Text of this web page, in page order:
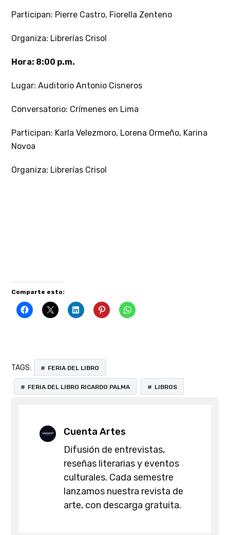
Participan: Pierre Castro, Fiorella Zenteno
Organiza: Librerías Crisol
Hora: 8:00 p.m.
Lugar: Auditorio Antonio Cisneros
Conversatorio: Crímenes en Lima
Participan: Karla Velezmoro, Lorena Ormeño, Karina
Novoa
Organiza: Librerías Crisol
Comparte esto:
TAGS: FERIA DEL LIBRO
FERIA DEL LIBRO RICARDO PALMA LIBROS
Cuenta Artes
Difusión de entrevistas,
reseñas literarias y eventos
culturales. Cada semestre
lanzamos nuestra revista de
arte, con descarga gratuita.